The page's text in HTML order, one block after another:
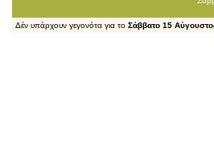
Δέν υπάρχουν γεγονότα για το Σάββατο 15